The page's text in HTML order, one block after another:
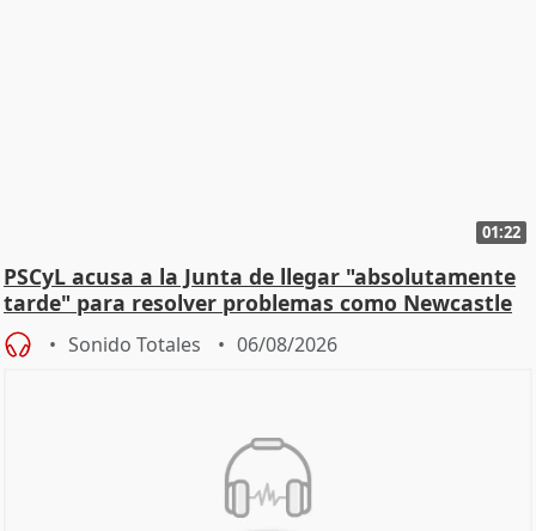
01:22
PSCyL acusa a la Junta de llegar "absolutamente
tarde" para resolver problemas como Newcastle
Sonido Totales 06/08/2026